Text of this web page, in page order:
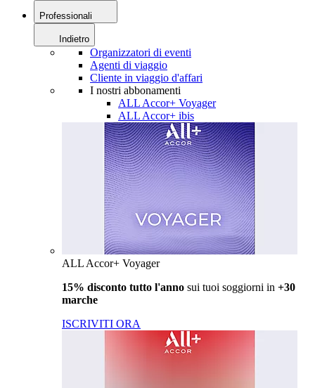
Professionali
Indietro
Organizzatori di eventi
Agenti di viaggio
Cliente in viaggio d'affari
I nostri abbonamenti
ALL Accor+ Voyager
ALL Accor+ ibis
ALL Accor+ Voyager
15% disconto tutto l'anno sui tuoi soggiorni in +30
marche
ISCRIVITI ORA